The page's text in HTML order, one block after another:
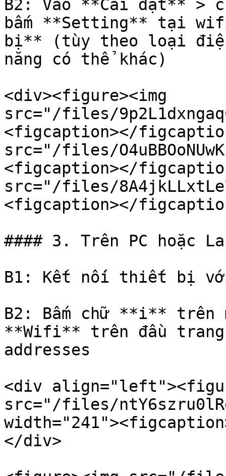
B2: Vào **Cài đặt** >
bấm **Setting** tại
bị** (tùy theo loại
năng có thể khác)
<div><figure><img
src="/files/
<figcaption></
src="/files/
<figcaption></
src="/files/
<figcaption></
#### 3. Trên PC hoặc
B1: Kết nối thiết bị với
B2: Bấm chữ **i** trên
**Wifi** trên đầu trang
addresses
<div
src="/files/
</div>